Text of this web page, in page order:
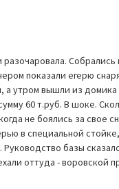
Собрались
показали егерю
а утром вышли из
60 т.руб. В шоке.
не боялись за свое
в специальной
Руководство базы
оттуда - воровской